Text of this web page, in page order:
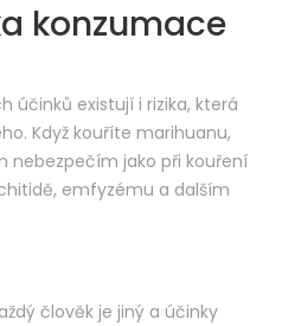
konzumace
účinků existují i rizika, která
Když kouříte marihuanu,
nebezpečím jako při kouření
emfyzému a dalším
člověk je jiný a účinky